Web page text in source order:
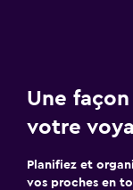
Une
votre
Planifiez et
vos proches en